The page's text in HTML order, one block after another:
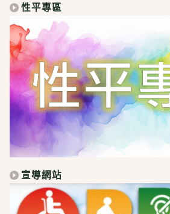
性平專區
宣導網站